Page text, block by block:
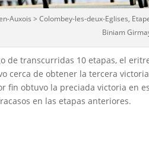
Auxois > Colombey-les-deux-Eglises,
Biniam
de transcurridas 10 etapas, el
cerca de obtener la tercera
fin obtuvo la preciada victoria en
en las etapas anteriores.